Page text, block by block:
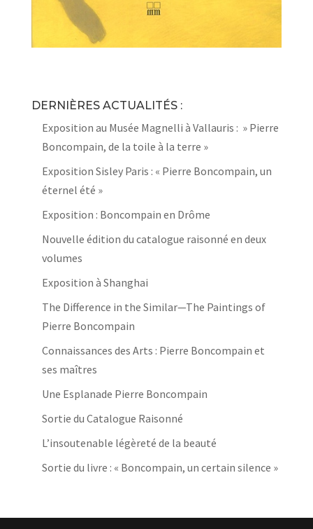
DERNIÈRES ACTUALITÉS :
Exposition au Musée Magnelli à Vallauris : » Pierre
Boncompain, de la toile à la terre »
Exposition Sisley Paris : « Pierre Boncompain, un
éternel été »
Exposition : Boncompain en Drôme
Nouvelle édition du catalogue raisonné en deux
volumes
Exposition à Shanghai
The Difference in the Similar—The Paintings of
Pierre Boncompain
Connaissances des Arts : Pierre Boncompain et
ses maîtres
Une Esplanade Pierre Boncompain
Sortie du Catalogue Raisonné
L’insoutenable légèreté de la beauté
Sortie du livre : « Boncompain, un certain silence »